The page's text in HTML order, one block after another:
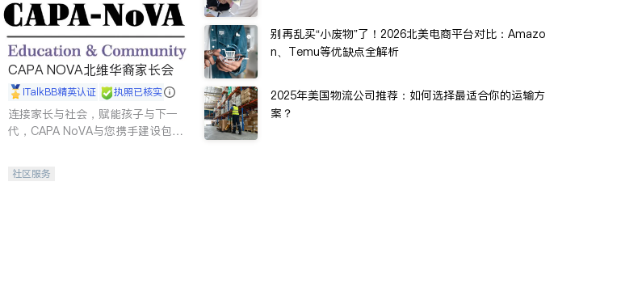
CAPA NOVA北维华裔家长会
iTalkBB精英认证 执照已核实
连接家长与社会，赋能孩子与下一
代，CAPA NoVA与您携手建设包
社区服务
别再乱买“小废物”了！2026北美电商平台对比：Amazo
n、Temu等优缺点全解析
2025年美国物流公司推荐：如何选择最适合你的运输方
案？